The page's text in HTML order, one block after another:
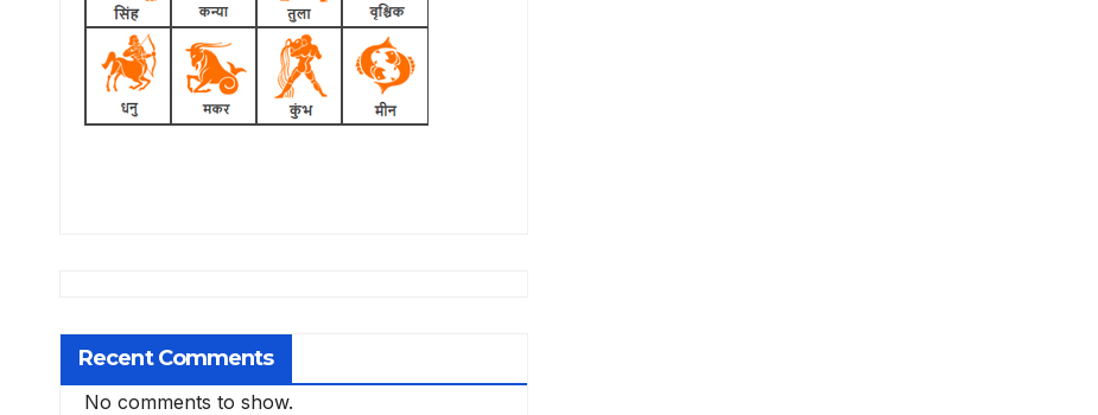
Recent Comments
No comments to show.